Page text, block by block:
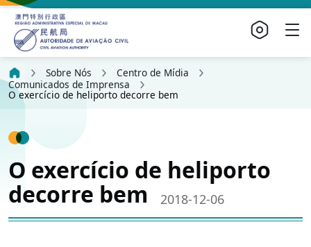
Sobre Nós
Centro de Mídia
Comunicados de Imprensa
O exercício de heliporto decorre bem
O exercício de heliporto
decorre bem
2018-12-06